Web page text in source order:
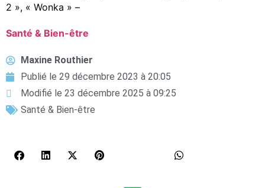
2 », « Wonka » –
Santé & Bien-être
Maxine Routhier
Publié le 29 décembre 2023 à 20:05
Modifié le 23 décembre 2025 à 09:25
Santé & Bien-être